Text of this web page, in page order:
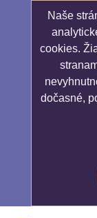
Naše
cookies.
dočasné,